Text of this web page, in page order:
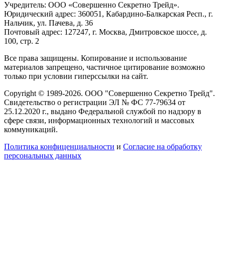
Учредитель: ООО «Совершенно Секретно Трейд».
Юридический адрес: 360051, Кабардино-Балкарская Респ., г.
Нальчик, ул. Пачева, д. 36
Почтовый адрес: 127247, г. Москва, Дмитровское шоссе, д.
100, стр. 2
Все права защищены. Копирование и использование
материалов запрещено, частичное цитирование возможно
только при условии гиперссылки на сайт.
Copyright © 1989-2026. ООО "Совершенно Секретно Трейд".
Свидетельство о регистрации ЭЛ № ФС 77-79634 от
25.12.2020 г., выдано Федеральной службой по надзору в
сфере связи, информационных технологий и массовых
коммуникаций.
Политика конфиценциальности и Согласие на обработку
персональных данных